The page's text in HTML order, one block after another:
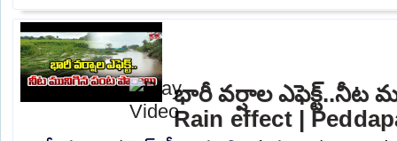
భారీ వర్షాల ఎఫెక్ట్..నీట
Rain effect |